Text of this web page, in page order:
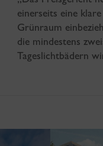
einerseits eine
Grünraum
die mindestens
Tageslichtbädern